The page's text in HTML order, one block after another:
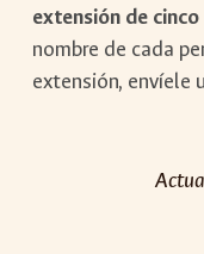
extensión de
nombre de cada
extensión, envíele